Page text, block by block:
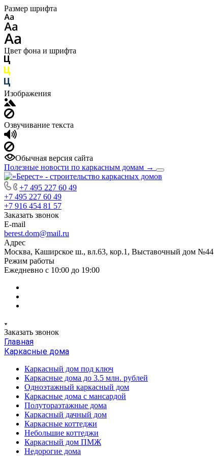
Размер шрифта
Цвет фона и шрифта
Изображения
Озвучивание текста
Обычная версия сайта
Полезные новости по каркасным домам →
+7 495 227 60 49
+7 495 227 60 49
+7 916 454 81 57
Заказать звонок
E-mail
berest.dom@mail.ru
Адрес
Москва, Каширское ш., вл.63, кор.1, Выставочный дом №44
Режим работы
Ежедневно с 10:00 до 19:00
Заказать звонок
Главная
Каркасные дома
Каркасный дом под ключ
Каркасные дома до 3.5 млн. рублей
Одноэтажный каркасный дом
Каркасные дома с мансардой
Полутораэтажные дома
Каркасный дачный дом
Каркасные коттеджи
Небольшие коттеджи
Каркасный дом ПМЖ
Недорогие дома